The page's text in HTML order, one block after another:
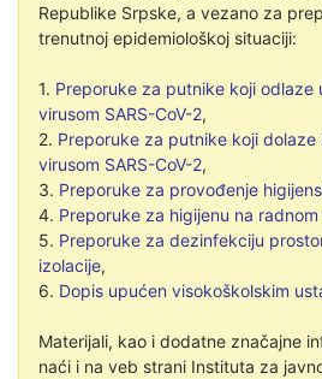
Republike Srpske, a vezano za
trenutnoj epidemiološkoj situaciji:
1. Preporuke za putnike koji odlaze
virusom SARS-CoV-2,
2. Preporuke za putnike koji
virusom SARS-CoV-2,
3. Preporuke za provođenje
4. Preporuke za higijenu na radnom
5. Preporuke za dezinfekciju
izolacije,
6. Dopis upućen visokoškolskim
Materijali, kao i dodatne značajne
naći i na veb strani Instituta za